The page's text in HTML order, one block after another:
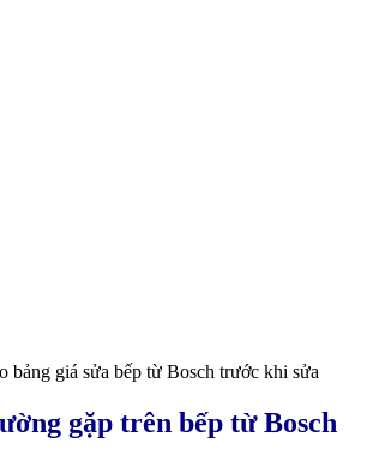
bảng giá sửa bếp từ Bosch trước khi sửa
gặp trên bếp từ Bosch